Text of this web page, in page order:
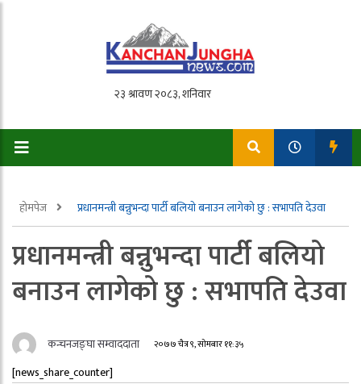
होमपेज प्रधानमन्त्री बन्नुभन्दा पार्टी बलियाे बनाउन लागेकाे छु : सभापति देउवा
प्रधानमन्त्री बन्नुभन्दा पार्टी बलियाे
बनाउन लागेकाे छु : सभापति देउवा
कन्चनजङ्घा सम्वाददाता २०७७ चैत्र ९, सोमबार ११:३५
[news_share_counter]